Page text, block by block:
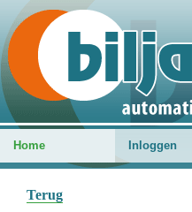
Home Inloggen
Terug